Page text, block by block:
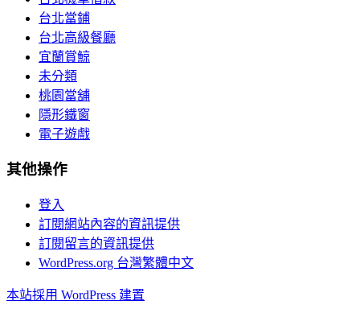
台北當鋪
台北高級餐廳
宜蘭賞鯨
未分類
桃園當舖
隱形鐵窗
電子遊戲
其他操作
登入
訂閱網站內容的資訊提供
訂閱留言的資訊提供
WordPress.org 台灣繁體中文
本站採用 WordPress 建置